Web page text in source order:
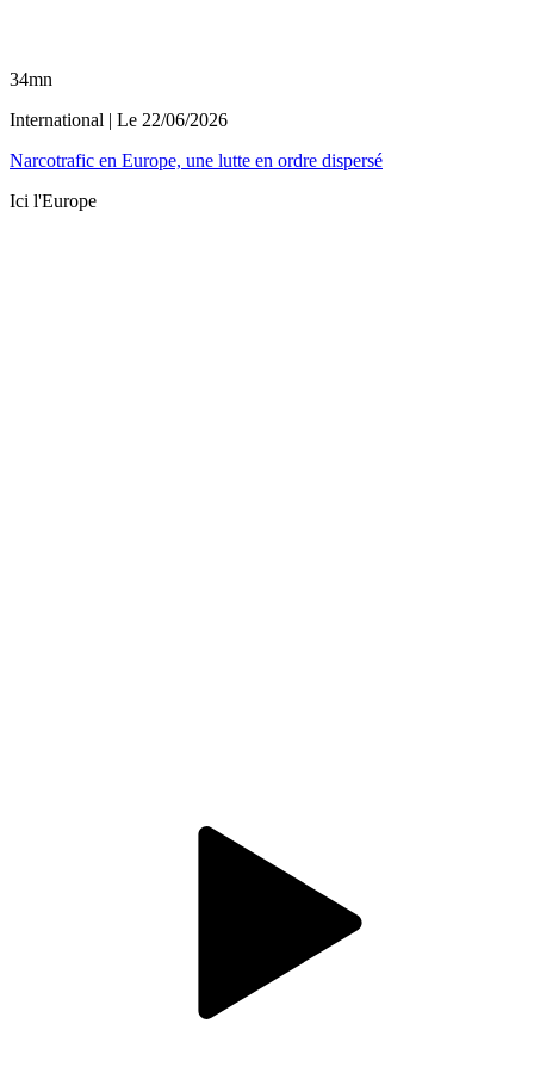
34mn
International | Le 22/06/2026
Narcotrafic en Europe, une lutte en ordre dispersé
Ici l'Europe